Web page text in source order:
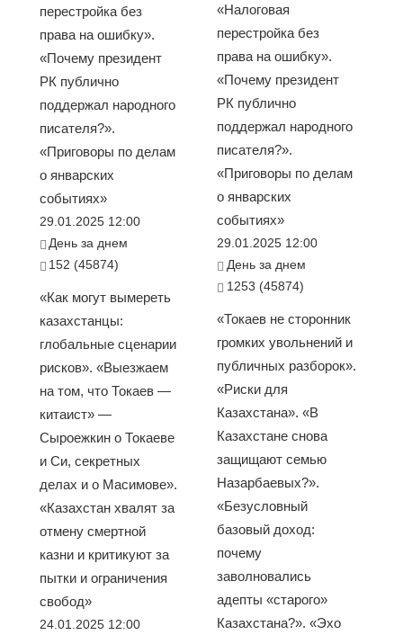
перестройка без
права на ошибку».
«Почему президент
РК публично
поддержал народного
писателя?».
«Приговоры по делам
о январских
событиях»
29.01.2025 12:00
День за днем
152 (45874)
«Как могут вымереть
казахстанцы:
глобальные сценарии
рисков». «Выезжаем
на том, что Токаев —
китаист» —
Сыроежкин о Токаеве
и Си, секретных
делах и о Масимове».
«Казахстан хвалят за
отмену смертной
казни и критикуют за
пытки и ограничения
свобод»
24.01.2025 12:00
«Налоговая
перестройка без
права на ошибку».
«Почему президент
РК публично
поддержал народного
писателя?».
«Приговоры по делам
о январских
событиях»
29.01.2025 12:00
День за днем
1253 (45874)
«Токаев не сторонник
громких увольнений и
публичных разборок».
«Риски для
Казахстана». «В
Казахстане снова
защищают семью
Назарбаевых?».
«Безусловный
базовый доход:
почему
заволновались
адепты «старого»
Казахстана?». «Эхо